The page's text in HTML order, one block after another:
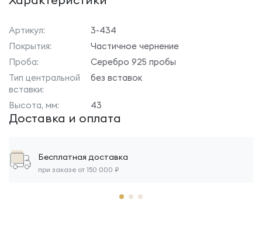
Артикул:
3-434
Покрытия:
Частичное чернение
Проба:
Серебро 925 пробы
Тип центральной
вставки:
без вставок
Высота, мм: 43
Доставка и оплата
Бесплатная доставка
при заказе от 150 000 ₽